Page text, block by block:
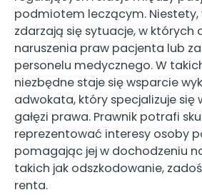
podmiotem leczącym.
zdarzają się sytuacje, w których
naruszenia praw pacjenta lub
personelu medycznego. W
niezbędne staje się wsparcie
adwokata, który specjalizuje się
gałęzi prawa. Prawnik potrafi
reprezentować interesy osoby
pomagając jej w dochodzeniu
takich jak odszkodowanie,
renta.